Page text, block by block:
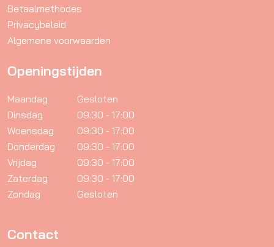
Betaalmethodes
Privacybeleid
Algemene voorwaarden
Openingstijden
Maandag
Gesloten
Dinsdag
09:30 - 17:00
Woensdag
09:30 - 17:00
Donderdag
09:30 - 17:00
Vrijdag
09:30 - 17:00
Zaterdag
09:30 - 17:00
Zondag
Gesloten
Contact